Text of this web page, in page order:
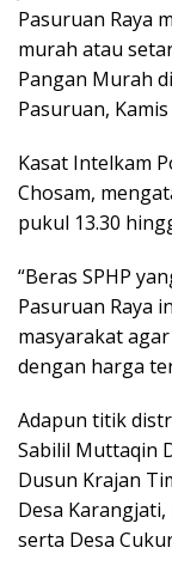
Pasuruan Raya
murah atau
Pangan Murah
Pasuruan,
Kasat Intelkam
Chosam,
pukul 13.30
“Beras SPHP
Pasuruan Raya
masyarakat
dengan harga
Adapun titik
Sabilil Muttaqin
Dusun Krajan
Desa
serta Desa